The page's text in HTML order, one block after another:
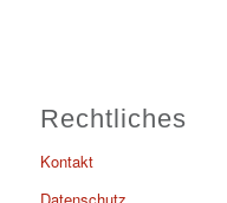
Rechtliches
Kontakt